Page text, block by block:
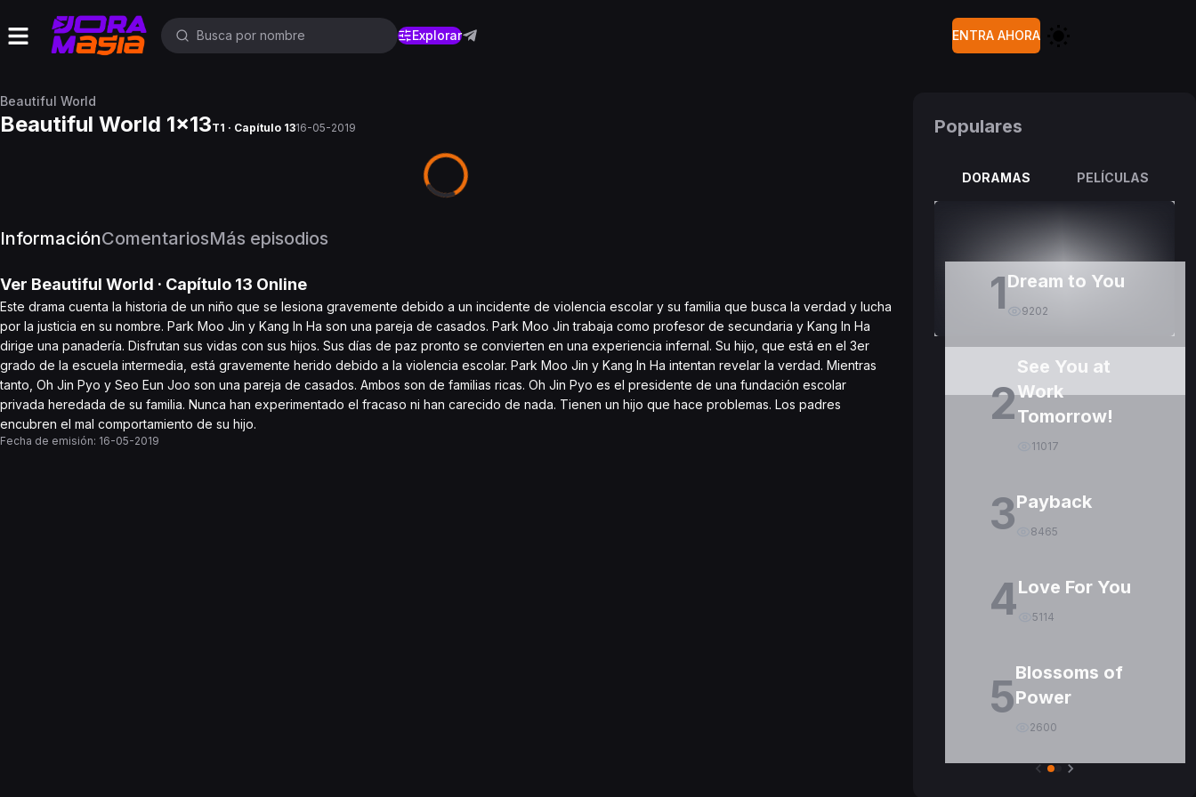
Explorar ENTRA AHORA
Beautiful World
Beautiful World 1x13T1 · Capítulo 1316-05-2019
InformaciónComentariosMás episodios
Ver Beautiful World · Capítulo 13 Online
Este drama cuenta la historia de un niño que se lesiona gravemente debido a un incidente de violencia escolar y su familia que busca la verdad y lucha
por la justicia en su nombre. Park Moo Jin y Kang In Ha son una pareja de casados. Park Moo Jin trabaja como profesor de secundaria y Kang In Ha
dirige una panadería. Disfrutan sus vidas con sus hijos. Sus días de paz pronto se convierten en una experiencia infernal. Su hijo, que está en el 3er
grado de la escuela intermedia, está gravemente herido debido a la violencia escolar. Park Moo Jin y Kang In Ha intentan revelar la verdad. Mientras
tanto, Oh Jin Pyo y Seo Eun Joo son una pareja de casados. Ambos son de familias ricas. Oh Jin Pyo es el presidente de una fundación escolar
privada heredada de su familia. Nunca han experimentado el fracaso ni han carecido de nada. Tienen un hijo que hace problemas. Los padres
encubren el mal comportamiento de su hijo.
Fecha de emisión: 16-05-2019
Populares
DORAMAS PELÍCULAS
1Dream to You
9202
2
See You at
Work
Tomorrow!
11017
3Payback
8465
4Love For You
5114
5Blossoms of
Power
2600